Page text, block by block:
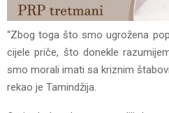
“Zbog toga što smo ugrožena
cijele priče, što donekle
smo morali imati sa kriznim
rekao je Tamindžija.